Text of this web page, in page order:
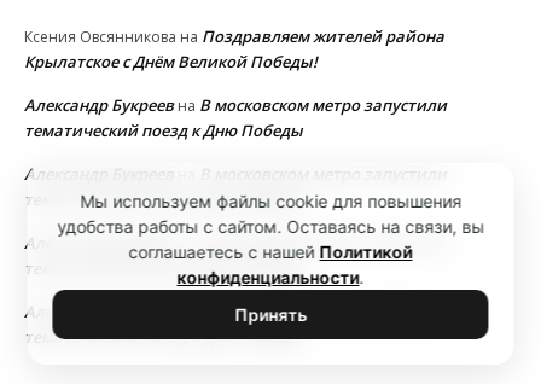
Ксения Овсянникова на Поздравляем жителей района
Крылатское с Днём Великой Победы!
Александр Букреевна В московском метро запустили
тематический поезд к Дню Победы
Александр Букреев
В московском метро запустили
тематический поезд к Дню Победы
Александр Букреев
В московском метро запустили
тематический поезд к Дню Победы
Александр Букреев
В московском метро запустили
тематический поезд к Дню Победы
Мы используем файлы cookie для повышения
удобства работы с сайтом. Оставаясь на связи, вы
соглашаетесь с нашей Политикой
конфиденциальности.
Принять